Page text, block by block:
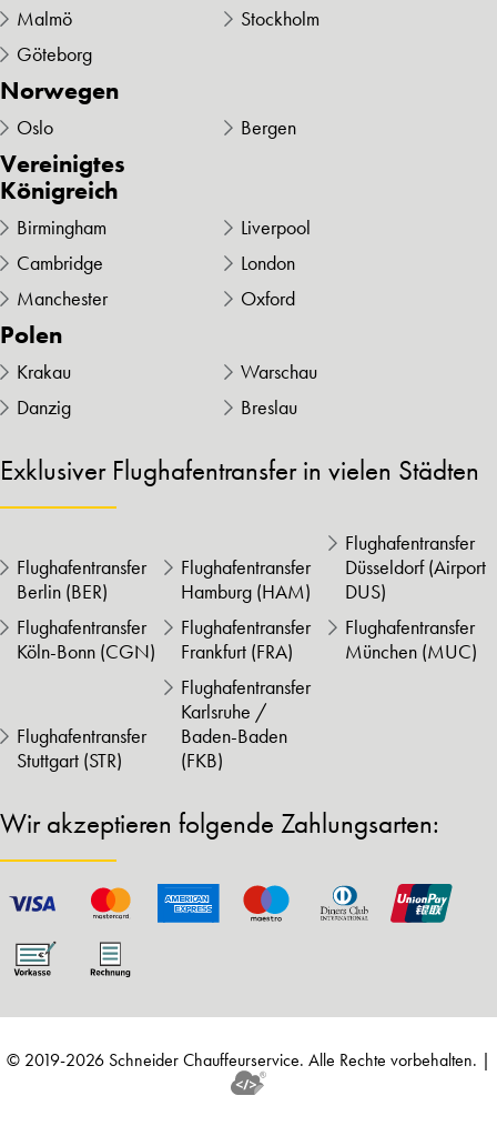
Malmö
Stockholm
Göteborg
Norwegen
Oslo Bergen
Vereinigtes
Königreich
Birmingham
Liverpool
Cambridge
London
Manchester
Oxford
Polen
Krakau
Warschau
Danzig
Breslau
Exklusiver Flughafentransfer in vielen Städten
Flughafentransfer
Berlin (BER)
Flughafentransfer
Hamburg (HAM)
Flughafentransfer
Düsseldorf (Airport
DUS)
Flughafentransfer
Köln-Bonn (CGN)
Flughafentransfer
Frankfurt (FRA)
Flughafentransfer
München (MUC)
Flughafentransfer
Stuttgart (STR)
Flughafentransfer
Karlsruhe /
Baden-Baden
(FKB)
Wir akzeptieren folgende Zahlungsarten:
© 2019-2026 Schneider Chauffeurservice. Alle Rechte vorbehalten. |